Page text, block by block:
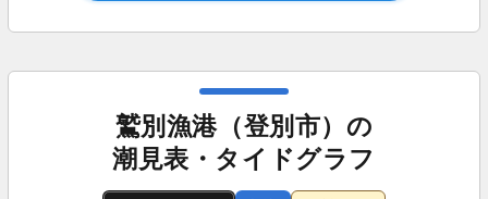
鷲別漁港（登別市）の
潮見表・タイドグラフ